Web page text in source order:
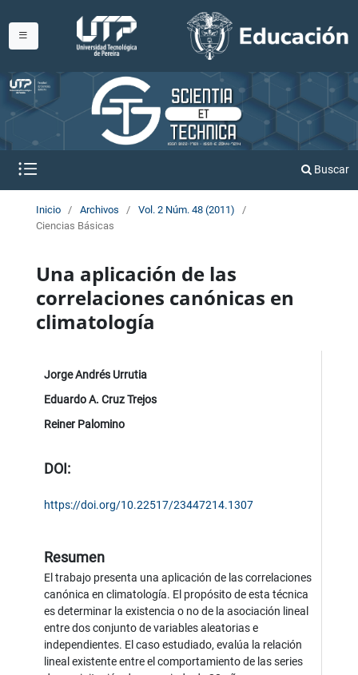
Buscar
Inicio / Archivos / Vol. 2 Núm. 48 (2011)
/
Ciencias Básicas
Una aplicación de las
correlaciones canónicas en
climatología
Jorge Andrés Urrutia
Eduardo A. Cruz Trejos
Reiner Palomino
DOI:
https://doi.org/10.22517/23447214.1307
Resumen
El trabajo presenta una aplicación de las correlaciones
canónica en climatología. El propósito de esta técnica
es determinar la existencia o no de la asociación lineal
entre dos conjunto de variables aleatorias e
independientes. El caso estudiado, evalúa la relación
lineal existente entre el comportamiento de las series